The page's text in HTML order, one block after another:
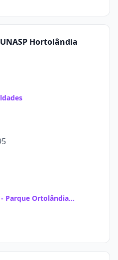
Hortolândia